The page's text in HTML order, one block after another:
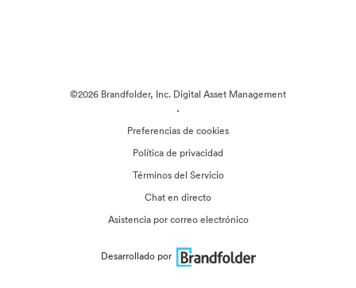
©2026 Brandfolder, Inc. Digital Asset Management
·
Preferencias de cookies
Política de privacidad
Términos del Servicio
Chat en directo
Asistencia por correo electrónico
Desarrollado por